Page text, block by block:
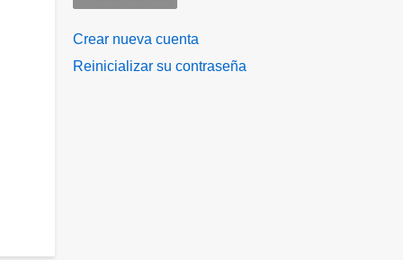
Crear nueva cuenta
Reinicializar su contraseña